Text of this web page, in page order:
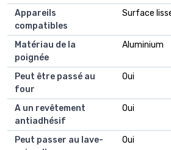
Appareils
compatibles
Surface
Matériau de la
poignée
Aluminium
Peut être passé au
four
Oui
A un revêtement
antiadhésif
Oui
Peut passer au lave-
Oui